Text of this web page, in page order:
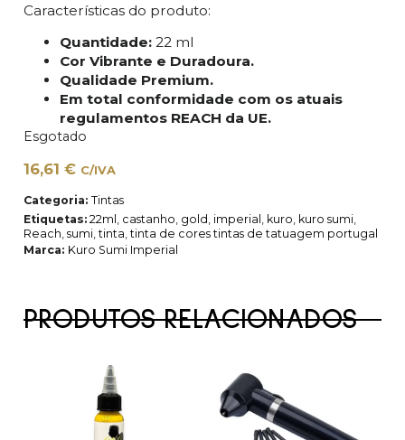
Características do produto:
Quantidade:22 ml
Cor Vibrante e Duradoura.
Qualidade Premium.
Em total conformidade com os atuais
regulamentos REACH da UE.
Esgotado
16,61 € C/IVA
Categoria: Tintas
Etiquetas: 22ml castanho gold imperial kuro kuro sumi,
Reach sumi, tinta tinta de cores tintas de tatuagem portugal
Marca: Kuro Sumi Imperial
PRODUTOS RELACIONADOS